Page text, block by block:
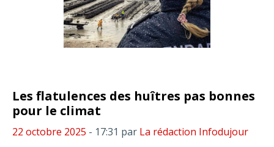
Les flatulences des huîtres pas bonnes
pour le climat
22 octobre 2025 - 17:31 par La rédaction Infodujour